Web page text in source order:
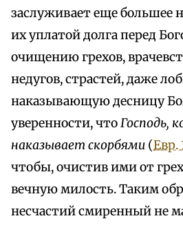
заслуживает еще большее
их уплатой долга перед
очищению грехов,
недугов, страстей, даже
наказывающую десницу
уверенности, чтоГосподь,
наказывает скорбями (Евр.
чтобы, очистив ими от
вечную милость. Таким
несчастий смиренный не